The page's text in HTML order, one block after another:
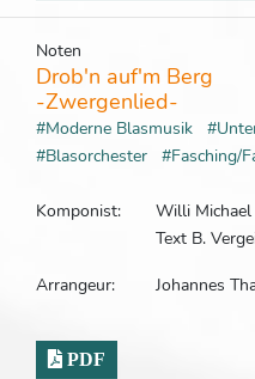
Noten
Drob'n auf'm Berg
-Zwergenlied-
#Moderne Blasmusik
#Blasorchester
#Fasching/
Komponist:
Willi
Text B.
Arrangeur:
Johannes
PDF